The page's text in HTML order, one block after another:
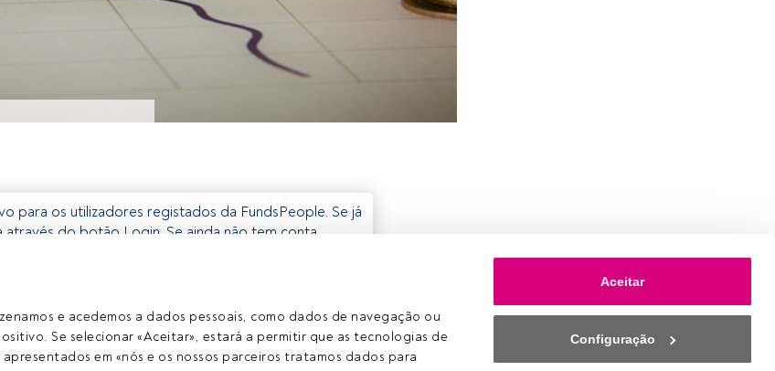
e acedemos a dados pessoais, como dados de navegação ou
Se selecionar «Aceitar», estará a permitir que as tecnologias de
em «nós e os nossos parceiros tratamos dados para
Aceitar
Configuração
para os utilizadores registados da FundsPeople. Se já
do botão Login. Se ainda não tem conta,
Aceder a Fundspeople